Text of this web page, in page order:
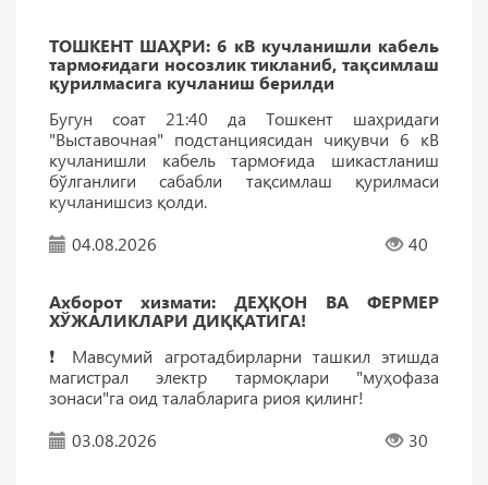
ТОШКEНТ ШАҲРИ: 6 кВ кучланишли кабель
тармоғидаги носозлик тикланиб, тақсимлаш
қурилмасига кучланиш берилди
Бугун соат 21:40 да Тошкент шаҳридаги
"Выставочная" подстанциясидан чиқувчи 6 кВ
кучланишли кабель тармоғида шикастланиш
бўлганлиги сабабли тақсимлаш қурилмаси
кучланишсиз қолди.
04.08.2026
40
Ахборот хизмати: ДEҲҚОН ВА ФEРМEР
ХЎЖАЛИКЛАРИ ДИҚҚАТИГА!
❗️ Мавсумий агротадбирларни ташкил этишда
магистрал электр тармоқлари "муҳофаза
зонаси"га оид талабларига риоя қилинг!
03.08.2026
30